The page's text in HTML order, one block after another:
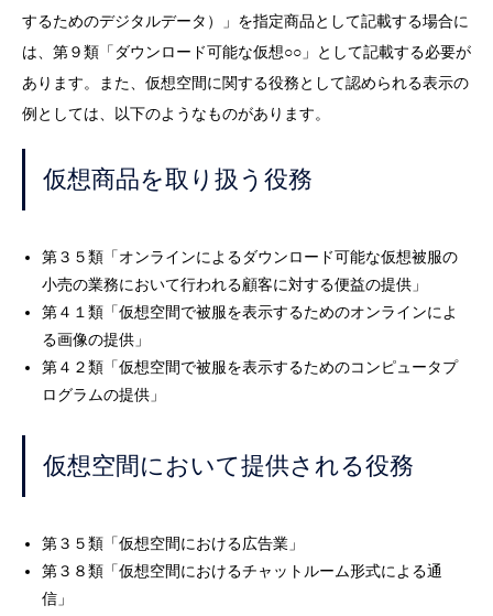
するためのデジタルデータ）」を指定商品として記載する場合に
は、第９類「ダウンロード可能な仮想○○」として記載する必要が
あります。また、仮想空間に関する役務として認められる表示の
例としては、以下のようなものがあります。
仮想商品を取り扱う役務
第３５類「オンラインによるダウンロード可能な仮想被服の
小売の業務において行われる顧客に対する便益の提供」
第４１類「仮想空間で被服を表示するためのオンラインによ
る画像の提供」
第４２類「仮想空間で被服を表示するためのコンピュータプ
ログラムの提供」
仮想空間において提供される役務
第３５類「仮想空間における広告業」
第３８類「仮想空間におけるチャットルーム形式による通
信」